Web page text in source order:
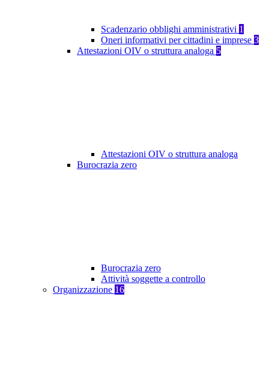
Scadenzario obblighi amministrativi 1
Oneri informativi per cittadini e imprese 3
Attestazioni OIV o struttura analoga 5
Attestazioni OIV o struttura analoga
Burocrazia zero
Burocrazia zero
Attività soggette a controllo
Organizzazione 16